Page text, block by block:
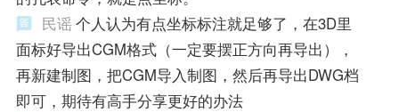
民谣个人认为有点坐标标注就足够了，在3D里
面标好导出CGM格式（一定要摆正方向再导出），
再新建制图，把CGM导入制图，然后再导出DWG档
即可，期待有高手分享更好的办法